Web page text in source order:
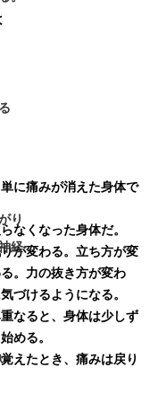
り
経
に痛みが消えた身体で
なくなった身体だ。
が変わる。立ち方が変
。力の抜き方が変わ
づけるようになる。
なると、身体は少しず
める。
えたとき、痛みは戻り